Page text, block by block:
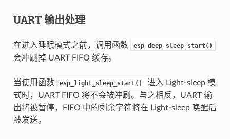
UART 输出处理
在进入睡眠模式之前，调用函数 esp_deep_sleep_start()
会冲刷掉 UART FIFO 缓存。
当使用函数 esp_light_sleep_start()
进入 Light-sleep 模
式时，UART FIFO 将不会被冲刷。与之相反，UART 输
出将被暂停，FIFO 中的剩余字符将在 Light-sleep 唤醒后
被发送。